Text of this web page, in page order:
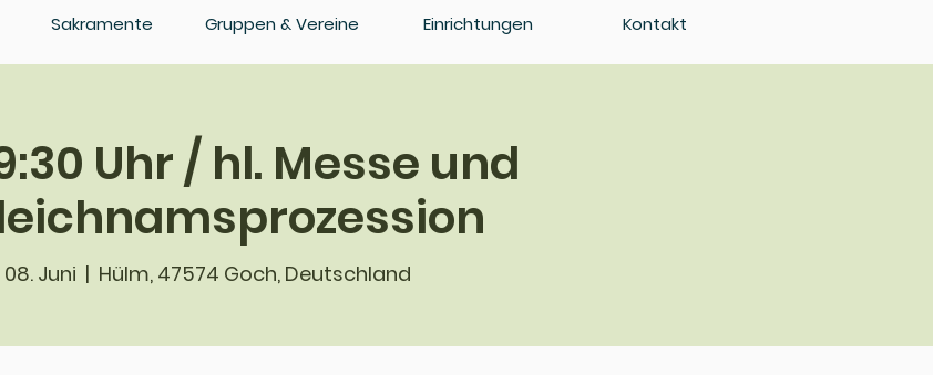
Sakramente Gruppen & Vereine Einrichtungen Kontakt
Uhr / hl. Messe und
08. Juni
  |
Hülm, 47574 Goch, Deutschland